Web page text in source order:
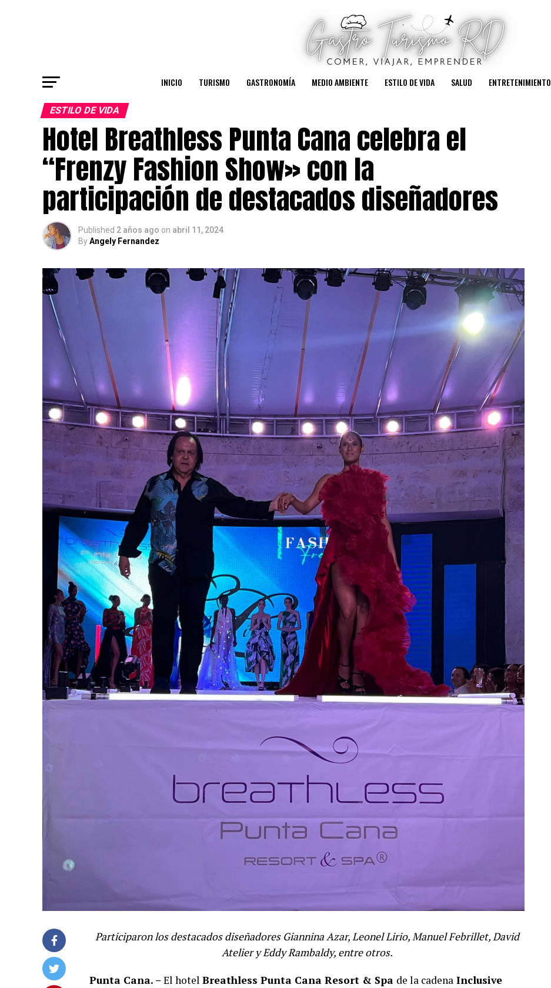
INICIO TURISMO GASTRONOMÍA MEDIO AMBIENTE ESTILO DE VIDA SALUD ENTRETENIMIENTO
ESTILO DE VIDA
Hotel Breathless Punta Cana celebra el
“Frenzy Fashion Show» con la
participación de destacados diseñadores
Published 2 años ago on abril 11, 2024
ByAngely Fernandez
Participaron los destacados diseñadores Giannina Azar, Leonel Lirio, Manuel Febrillet, David
Atelier y Eddy Rambaldy, entre otros.
Punta Cana. – El hotel Breathless Punta Cana Resort & Spa de la cadena Inclusive